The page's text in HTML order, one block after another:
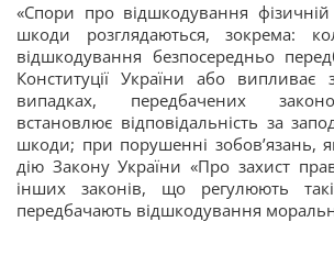
«Спори про відшкодування
шкоди розглядаються, зокрема:
відшкодування безпосередньо
Конституції України або
випадках, передбачених
встановлює відповідальність за
шкоди; при порушенні зобов’язань,
дію Закону України «Про захист
інших законів, що регулюють
передбачають відшкодування